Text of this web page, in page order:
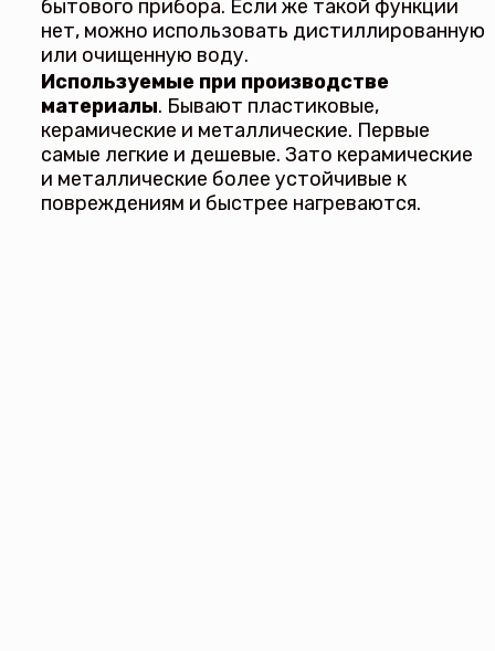
бытового прибора. Если же такой функции
нет, можно использовать дистиллированную
или очищенную воду.
Используемые при производстве
материалы. Бывают пластиковые,
керамические и металлические. Первые
самые легкие и дешевые. Зато керамические
и металлические более устойчивые к
повреждениям и быстрее нагреваются.